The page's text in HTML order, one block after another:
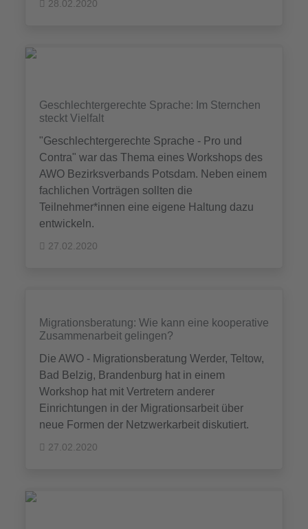
28.02.2020
Geschlechtergerechte Sprache: Im Sternchen
steckt Vielfalt
"Geschlechtergerechte Sprache - Pro und
Contra" war das Thema eines Workshops des
AWO Bezirksverbands Potsdam. Neben einem
fachlichen Vorträgen sollten die
Teilnehmer*innen eine eigene Haltung dazu
entwickeln.
27.02.2020
Migrationsberatung: Wie kann eine kooperative
Zusammenarbeit gelingen?
Die AWO - Migrationsberatung Werder, Teltow,
Bad Belzig, Brandenburg hat in einem
Workshop hat mit Vertretern anderer
Einrichtungen in der Migrationsarbeit über
neue Formen der Netzwerkarbeit diskutiert.
27.02.2020